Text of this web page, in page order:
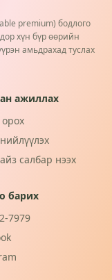
premium) бодлого
хүн бүр өөрийн
амьдрахад туслах
ажиллах
салбар нээх
барих
7979